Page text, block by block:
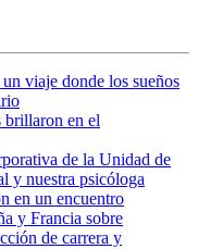
viaje donde los sueños
brillaron en el
de la Unidad de
y nuestra psicóloga
en un encuentro
y Francia sobre
de carrera y